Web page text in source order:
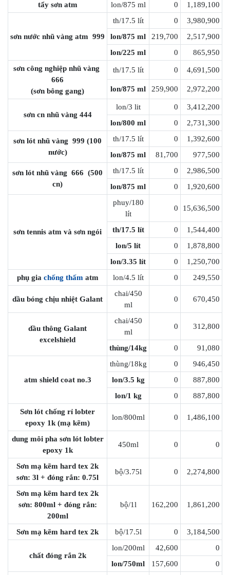
tẩy sơn atm lon/875 ml 0 1,189,100
sơn nước nhũ vàng atm 999
th/17.5 lít 0
3,980,900
lon/875 ml
219,700
2,517,900
lon/225 ml
0
865,950
sơn công nghiệp nhũ vàng
666
(sơn bông gang)
th/17.5 lít 0 4,691,500
lon/875 ml 259,900 2,972,200
sơn cn nhũ vàng 444
lon/3 lit 0
3,412,200
lon/800 ml
0 2,731,300
sơn lót nhũ vàng 999 (100
nước)
th/17.5 lít 0
1,392,600
lon/875 ml
81,700 977,500
sơn lót nhũ vàng 666 (500
cn)
th/17.5 lít 0
2,986,500
lon/875 ml
0 1,920,600
sơn tennis atm và sơn ngói
phuy/180
lít
0 15,636,500
th/17.5 lít 0
1,544,400
lon/5 lít
0
1,878,800
lon/3.35 lít
0
1,250,700
phụ gia chống thấm atm lon/4.5 lít 0 249,550
dầu bóng chịu nhiệt Galant
chai/450
ml
0 670,450
dầu thông Galant
excelshield
chai/450
ml
0 312,800
thùng/14kg 0 91,080
atm shield coat no.3
thùng/18kg 0
946,450
lon/3.5 kg
0
887,800
lon/1 kg
0
887,800
Sơn lót chống rỉ lobter
epoxy 1k (mạ kẽm)
lon/800ml 0 1,486,100
dung môi pha sơn lót lobter
epoxy 1k
450ml 0 0
Sơn mạ kẽm hard tex 2k
sơn: 3l + đóng rắn: 0.75l
bộ/3.75l 0 2,274,800
Sơn mạ kẽm hard tex 2k
sơn: 800ml + đóng rắn:
200ml
bộ/1l 162,200 1,861,200
Sơn mạ kẽm hard tex 2k bộ/17.5l 0 3,184,500
chất đóng rắn 2k
lon/200ml 42,600
0
lon/750ml
157,600 0